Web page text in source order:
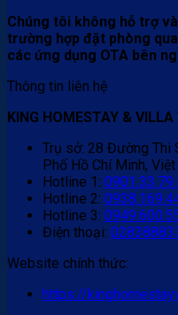
Chúng tôi không hỗ trợ
trường hợp đặt phòng
các ứng dụng OTA bên
Thông tin liên hệ
KING HOMESTAY & VILLA
Trụ sở: 28 Đường Thi
Phố Hồ Chí Minh, Việt
Hotline 1:
Hotline 2:
Hotline 3:
Điện thoại:
Website chính thức:
https://